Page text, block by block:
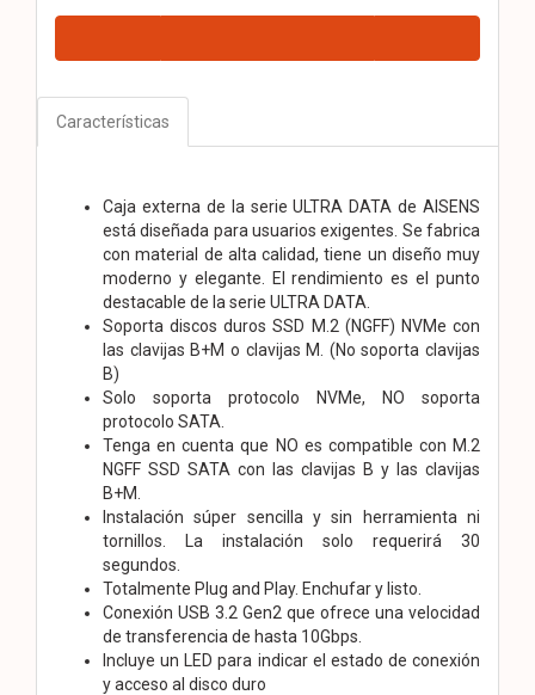
Características
Caja externa de la serie ULTRA DATA de AISENS
está diseñada para usuarios exigentes. Se fabrica
con material de alta calidad, tiene un diseño muy
moderno y elegante. El rendimiento es el punto
destacable de la serie ULTRA DATA.
Soporta discos duros SSD M.2 (NGFF) NVMe con
las clavijas B+M o clavijas M. (No soporta clavijas
B)
Solo soporta protocolo NVMe, NO soporta
protocolo SATA.
Tenga en cuenta que NO es compatible con M.2
NGFF SSD SATA con las clavijas B y las clavijas
B+M.
Instalación súper sencilla y sin herramienta ni
tornillos. La instalación solo requerirá 30
segundos.
Totalmente Plug and Play. Enchufar y listo.
Conexión USB 3.2 Gen2 que ofrece una velocidad
de transferencia de hasta 10Gbps.
Incluye un LED para indicar el estado de conexión
y acceso al disco duro